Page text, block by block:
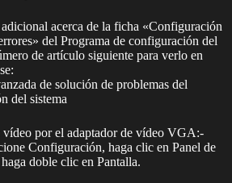
acerca de la ficha «Configuración
del Programa de configuración del
de artículo siguiente para verlo en
de solución de problemas del
del sistema
vídeo por el adaptador de vídeo VGA:-
Configuración, haga clic en Panel de
doble clic en Pantalla.